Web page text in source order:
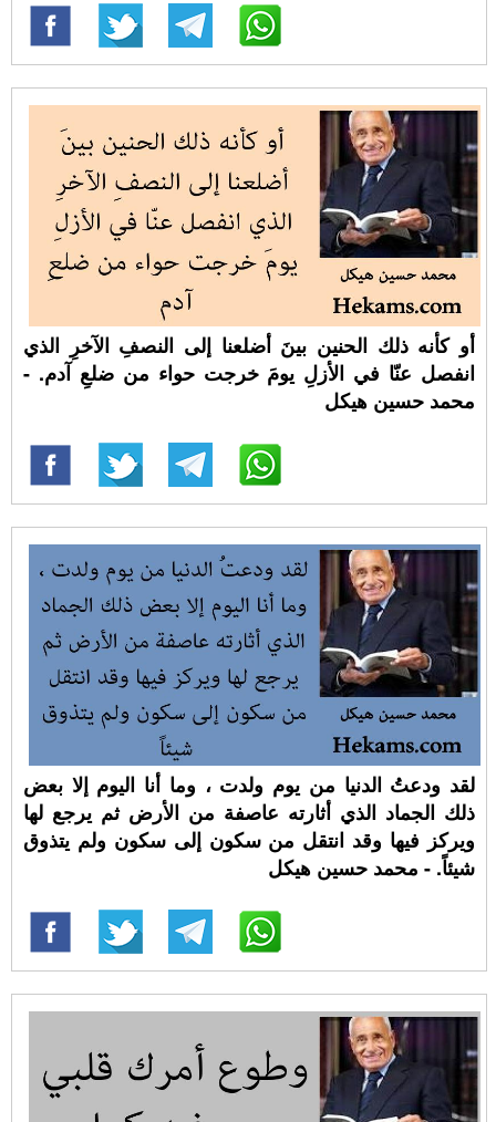
أو كأنه ذلك الحنين بينَ أضلعنا إلى النصفِ الآخرِ الذي
انفصل عنّا في الأزلِ يومَ خرجت حواء من ضلعِ آدم. -
محمد حسين هيكل
لقد ودعتُ الدنيا من يوم ولدت ، وما أنا اليوم إلا بعض
ذلك الجماد الذي أثارته عاصفة من الأرض ثم يرجع لها
ويركز فيها وقد انتقل من سكون إلى سكون ولم يتذوق
شيئاً. - محمد حسين هيكل